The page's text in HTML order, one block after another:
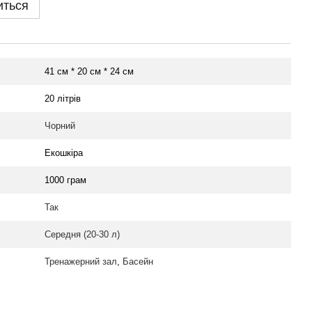
41 см * 20 см * 24 см
20 літрів
Чорний
Екошкіра
1000 грам
Так
Середня (20-30 л)
Тренажерний зал, Басейн